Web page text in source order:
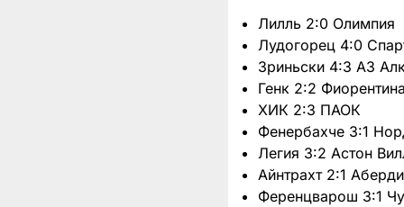
Лилль 2:0 Олимпия
Лудогорец 4:0
Зриньски 4:3 АЗ
Генк 2:2
ХИК 2:3 ПАОК
Фенербахче 3:1
Легия 3:2 Астон
Айнтрахт 2:1
Ференцварош 3:1